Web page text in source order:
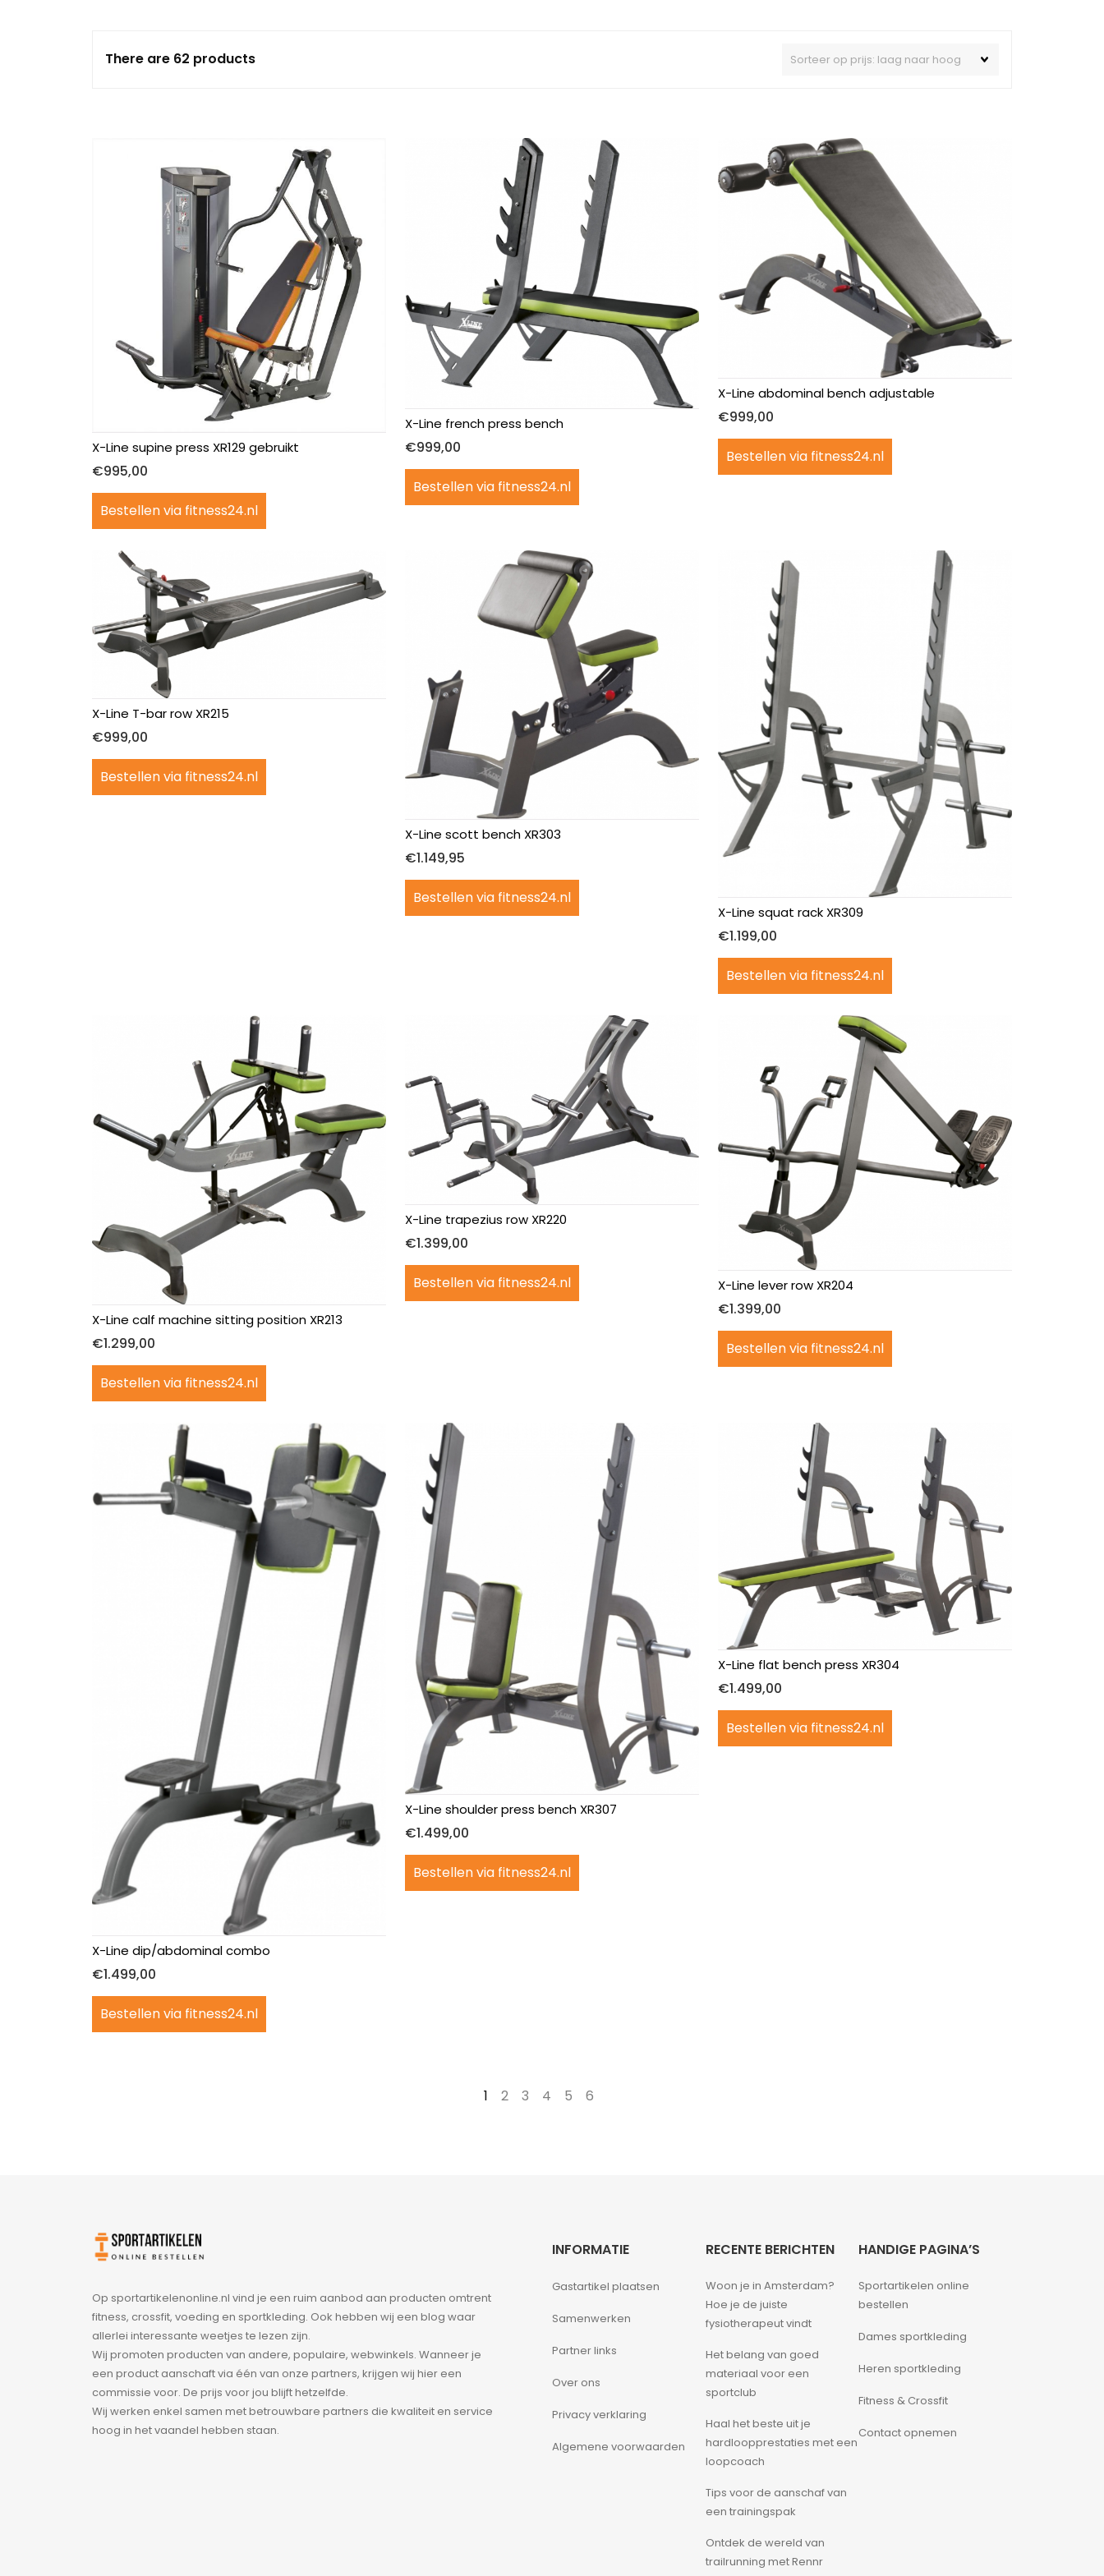
Halterschijven
Verstelbare dumbells
& halters
Fitness apparaten
Buiktrainers
Crosstrainer
Halterbanken
Halterstations
Inklapbaar
Apparaten
Ligfietsen
Loopband
Power towers
Roeitrainer
There are 62 products
X-Line supine press XR129 gebruikt
€995,00
Bestellen via fitness24.nl
X-Line french press bench
€999,00
Bestellen via fitness24.nl
X-Line abdominal bench adjustable
€999,00
Bestellen via fitness24.nl
X-Line T-bar row XR215
€999,00
Bestellen via fitness24.nl
X-Line scott bench XR303
€1.149,95
Bestellen via fitness24.nl
X-Line squat rack XR309
€1.199,00
Bestellen via fitness24.nl
X-Line calf machine sitting position XR213
€1.299,00
Bestellen via fitness24.nl
X-Line trapezius row XR220
€1.399,00
Bestellen via fitness24.nl X-Line lever row XR204
€1.399,00
Bestellen via fitness24.nl
X-Line dip/abdominal combo
€1.499,00
Bestellen via fitness24.nl
X-Line shoulder press bench XR307
€1.499,00
Bestellen via fitness24.nl
X-Line flat bench press XR304
€1.499,00
Bestellen via fitness24.nl
1 2 3 4 5 6
Op sportartikelenonline.nl vind je een ruim aanbod aan producten omtrent
fitness, crossfit, voeding en sportkleding. Ook hebben wij een blog waar
allerlei interessante weetjes te lezen zijn.
Wij promoten producten van andere, populaire, webwinkels. Wanneer je
een product aanschaft via één van onze partners, krijgen wij hier een
commissie voor. De prijs voor jou blijft hetzelfde.
Wij werken enkel samen met betrouwbare partners die kwaliteit en service
hoog in het vaandel hebben staan.
INFORMATIE
Gastartikel plaatsen
Samenwerken
Partner links
Over ons
Privacy verklaring
Algemene voorwaarden
RECENTE BERICHTEN
Woon je in Amsterdam?
Hoe je de juiste
fysiotherapeut vindt
Het belang van goed
materiaal voor een
sportclub
Haal het beste uit je
hardloopprestaties met een
loopcoach
Tips voor de aanschaf van
een trainingspak
Ontdek de wereld van
trailrunning met Rennr
HANDIGE PAGINA’S
Sportartikelen online
bestellen
Dames sportkleding
Heren sportkleding
Fitness & Crossfit
Contact opnemen